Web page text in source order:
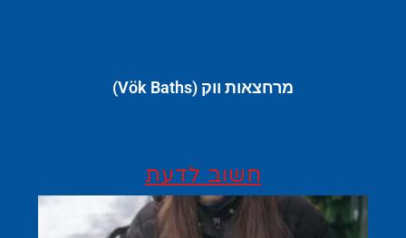
מרחצאות ווק (Vök Baths)
חשוב לדעת